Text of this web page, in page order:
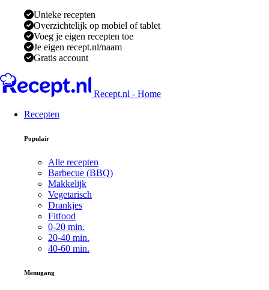
Unieke recepten
Overzichtelijk op mobiel of tablet
Voeg je eigen recepten toe
Je eigen recept.nl/naam
Gratis account
Recept.nl - Home
Recepten
Populair
Alle recepten
Barbecue (BBQ)
Makkelijk
Vegetarisch
Drankjes
Fitfood
0-20 min.
20-40 min.
40-60 min.
Menugang